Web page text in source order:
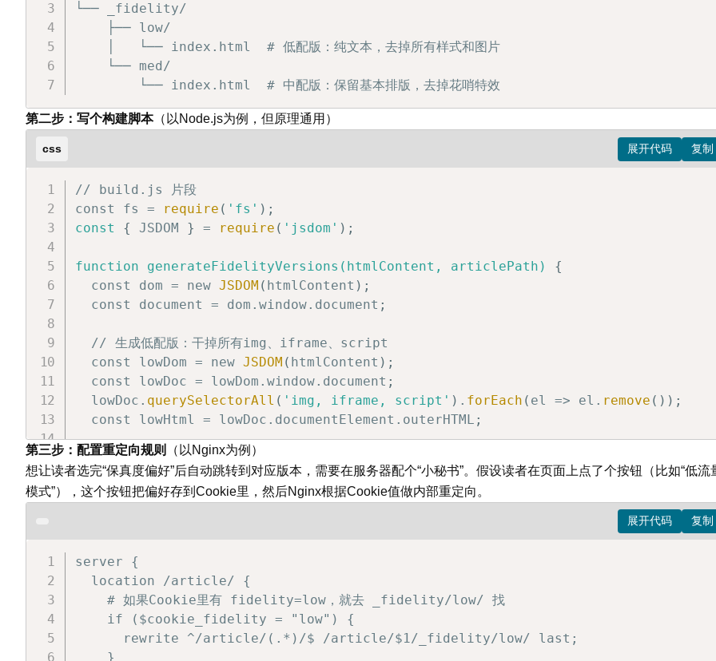
└── _fidelity/
    ├── low/
    │   └── index.html  # 低配版：纯文本，去掉所有样式和图片
    └── med/
        └── index.html  # 中配版：保留基本排版，去掉花哨特效
第二步：写个构建脚本（以Node.js为例，但原理通用）
css
// build.js 片段
const fs =
require ( 'fs' ) ;
const
{ JSDOM } = require ( 'jsdom' ) ;
function generateFidelityVersions(htmlContent, articlePath)
{
  const dom = new
JSDOM ( htmlContent ) ;
  const document = dom.window.document
;
  // 生成低配版：干掉所有img、iframe、script
  const lowDom = new
JSDOM ( htmlContent ) ;
  const lowDoc = lowDom.window.document
;
  lowDoc.
querySelectorAll ( 'img, iframe, script' ) . forEach ( el => el. remove ( ) ) ;
  const lowHtml = lowDoc.documentElement.outerHTML
;
  // 生成中配版：保留img但去掉懒加载和复杂样式
  const medDom = new
JSDOM(htmlContent );
  const medDoc = medDom.window.document
;
removeAttribute(
  const style = medDoc.
  style.textContent =
  medDoc.head.
appendChild( style
  const medHtml = medDoc.documentElement.outerHTML
// 写入文件
第三步：配置重定向规则
（以Nginx为例）
想让读者选完“保真度偏好”后自动跳转到对应版本，需要在服务器配个“小秘书”。假设读者在页面上点了个按钮（比如“低流
模式”），这个按钮把偏好存到Cookie里，然后Nginx根据Cookie值做内部重定向。
server {
  location /article/ {
    # 如果Cookie里有 fidelity=low，就去 _fidelity/low/ 找
    if ($cookie_fidelity = "low") {
      rewrite ^/article/(.*)/$ /article/$1/_fidelity/low/ last;
    }